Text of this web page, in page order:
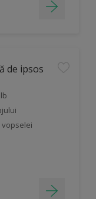
de ipsos